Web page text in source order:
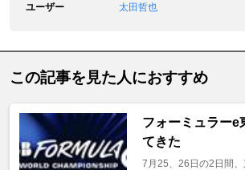
ユーザー
太田哲也
この記事を見た人におすすめ
フォーミュラーe
てきた
7月25、26日の2日間、